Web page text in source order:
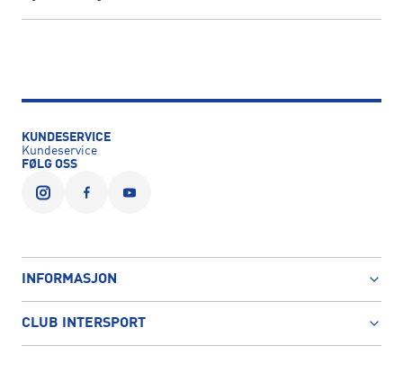
KUNDESERVICE
Kundeservice
FØLG OSS
INFORMASJON
CLUB INTERSPORT